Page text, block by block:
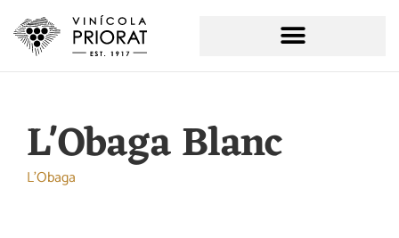
L'Obaga Blanc
L'Obaga